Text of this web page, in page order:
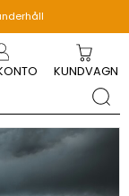
KUNDVAGN